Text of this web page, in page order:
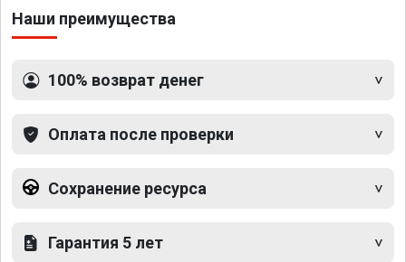
Наши преимущества
100% возврат денег
Оплата после проверки
Сохранение ресурса
Гарантия 5 лет